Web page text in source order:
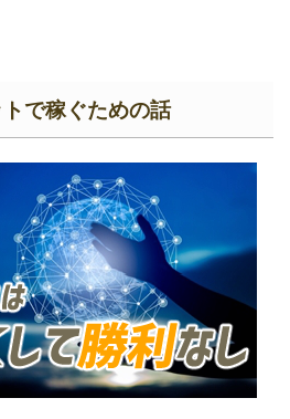
で稼ぐための話